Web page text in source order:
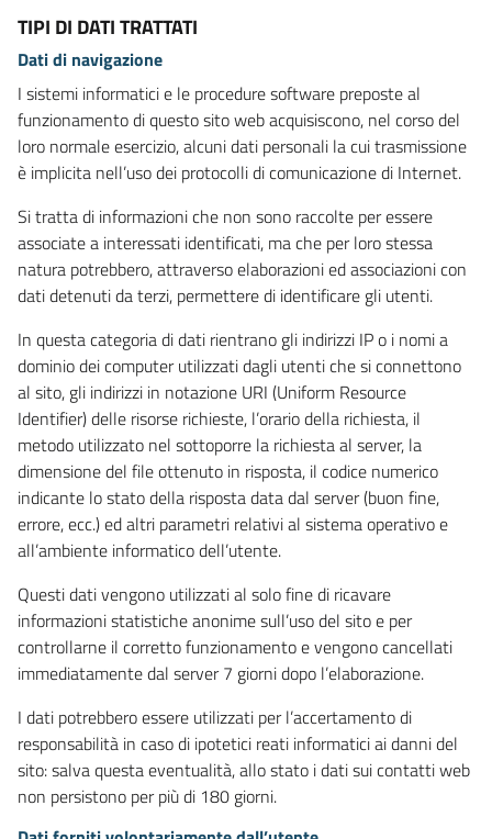
TIPI DI DATI TRATTATI
Dati di navigazione
I sistemi informatici e le procedure software preposte al
funzionamento di questo sito web acquisiscono, nel corso del
loro normale esercizio, alcuni dati personali la cui trasmissione
è implicita nell’uso dei protocolli di comunicazione di Internet.
Si tratta di informazioni che non sono raccolte per essere
associate a interessati identificati, ma che per loro stessa
natura potrebbero, attraverso elaborazioni ed associazioni con
dati detenuti da terzi, permettere di identificare gli utenti.
In questa categoria di dati rientrano gli indirizzi IP o i nomi a
dominio dei computer utilizzati dagli utenti che si connettono
al sito, gli indirizzi in notazione URI (Uniform Resource
Identifier) delle risorse richieste, l’orario della richiesta, il
metodo utilizzato nel sottoporre la richiesta al server, la
dimensione del file ottenuto in risposta, il codice numerico
indicante lo stato della risposta data dal server (buon fine,
errore, ecc.) ed altri parametri relativi al sistema operativo e
all’ambiente informatico dell’utente.
Questi dati vengono utilizzati al solo fine di ricavare
informazioni statistiche anonime sull’uso del sito e per
controllarne il corretto funzionamento e vengono cancellati
immediatamente dal server 7 giorni dopo l’elaborazione.
I dati potrebbero essere utilizzati per l’accertamento di
responsabilità in caso di ipotetici reati informatici ai danni del
sito: salva questa eventualità, allo stato i dati sui contatti web
non persistono per più di 180 giorni.